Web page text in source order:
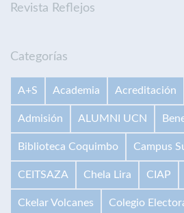
Revista Reflejos
Categorías
A+S Academia Acreditación
Admisión ALUMNI UCN
Biblioteca Coquimbo Campus
CEITSAZA Chela Lira CIAP
Ckelar Volcanes Colegio